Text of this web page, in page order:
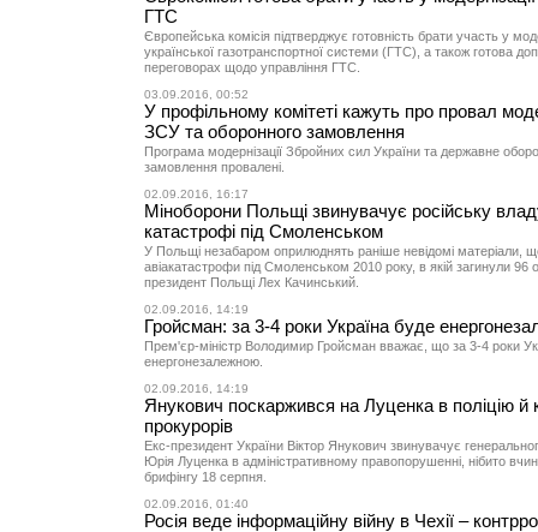
ГТС
Європейська комісія підтверджує готовність брати участь у
української газотранспортної системи (ГТС), а також готова
переговорах щодо управління ГТС.
03.09.2016, 00:52
У профільному комітеті кажуть про провал
ЗСУ та оборонного замовлення
Програма модернізації Збройних сил України та державне
замовлення провалені.
02.09.2016, 16:17
Міноборони Польщі звинувачує російську
катастрофі під Смоленськом
У Польщі незабаром оприлюднять раніше невідомі матеріали,
авіакатастрофи під Смоленськом 2010 року, в якій загинули 96
президент Польщі Лех Качинський.
02.09.2016, 14:19
Гройсман: за 3-4 роки Україна буде
Прем'єр-міністр Володимир Гройсман вважає, що за 3-4 роки
енергонезалежною.
02.09.2016, 14:19
Янукович поскаржився на Луценка в поліцію й
прокурорів
Екс-президент України Віктор Янукович звинувачує
Юрія Луценка в адміністративному правопорушенні, нібито
брифінгу 18 серпня.
02.09.2016, 01:40
Росія веде інформаційну війну в Чехії –